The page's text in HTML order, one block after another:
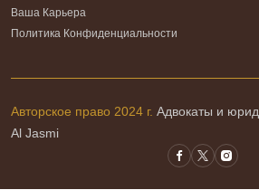
Ваша Карьера
Политика Конфиденциальности
Авторское право 2024 г. Адвокаты и
Al Jasmi